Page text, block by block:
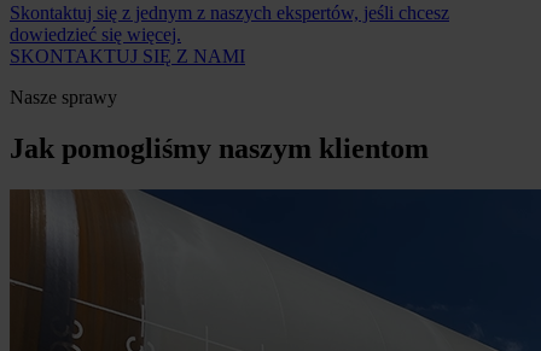
Skontaktuj się z jednym z naszych ekspertów, jeśli chcesz
dowiedzieć się więcej.
SKONTAKTUJ SIĘ Z NAMI
Nasze sprawy
Jak pomogliśmy naszym klientom